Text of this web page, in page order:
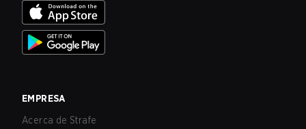
EMPRESA
Acerca de Strafe